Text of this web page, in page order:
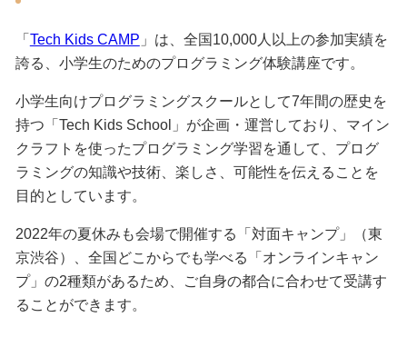
「 Tech Kids CAMP 」は、全国10,000人以上の参加実績を
誇る、小学生のためのプログラミング体験講座です。
小学生向けプログラミングスクールとして7年間の歴史を
持つ「Tech Kids School」が企画・運営しており、マイン
クラフトを使ったプログラミング学習を通して、プログ
ラミングの知識や技術、楽しさ、可能性を伝えることを
目的としています。
2022年の夏休みも会場で開催する「対面キャンプ」（東
京渋谷）、全国どこからでも学べる「オンラインキャン
プ」の2種類があるため、ご自身の都合に合わせて受講す
ることができます。